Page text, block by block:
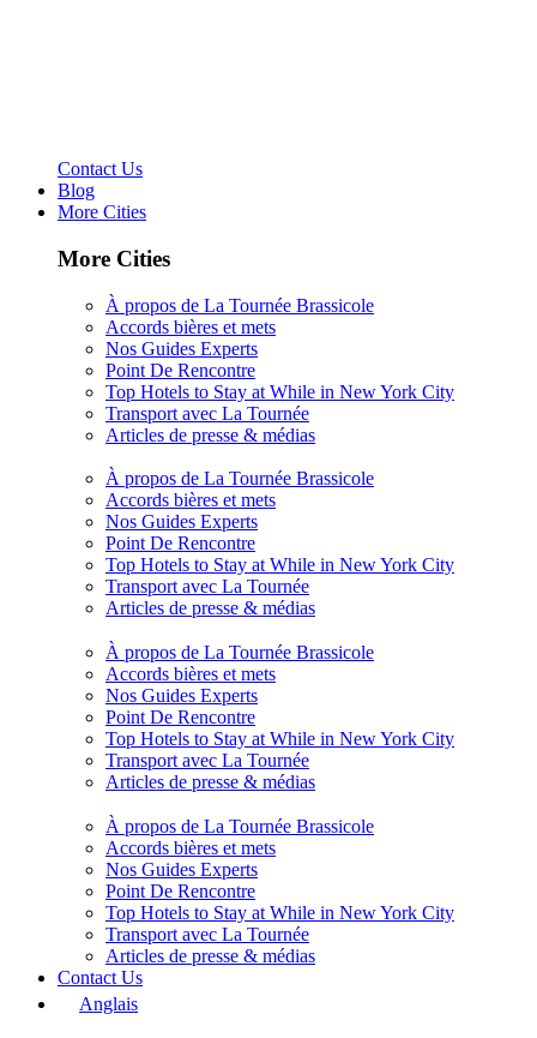
Contact Us
Blog
More Cities
More Cities
À propos de La Tournée Brassicole
Accords bières et mets
Nos Guides Experts
Point De Rencontre
Top Hotels to Stay at While in New York City
Transport avec La Tournée
Articles de presse & médias
À propos de La Tournée Brassicole
Accords bières et mets
Nos Guides Experts
Point De Rencontre
Top Hotels to Stay at While in New York City
Transport avec La Tournée
Articles de presse & médias
À propos de La Tournée Brassicole
Accords bières et mets
Nos Guides Experts
Point De Rencontre
Top Hotels to Stay at While in New York City
Transport avec La Tournée
Articles de presse & médias
À propos de La Tournée Brassicole
Accords bières et mets
Nos Guides Experts
Point De Rencontre
Top Hotels to Stay at While in New York City
Transport avec La Tournée
Articles de presse & médias
Contact Us
Anglais